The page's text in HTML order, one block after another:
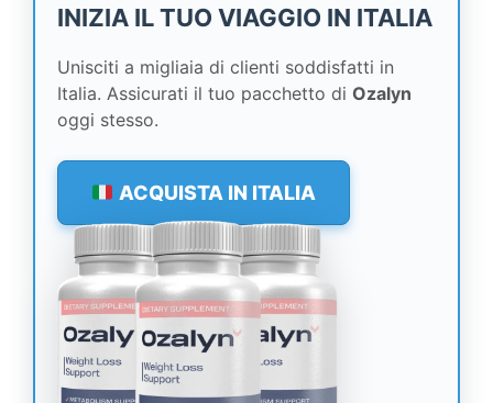
INIZIA IL TUO VIAGGIO IN ITALIA
Unisciti a migliaia di clienti soddisfatti in
Italia. Assicurati il tuo pacchetto di Ozalyn
oggi stesso.
ACQUISTA IN ITALIA